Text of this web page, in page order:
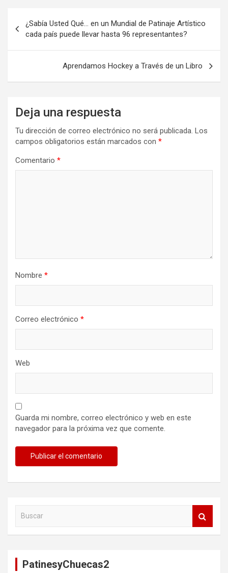
de
entradas
¿Sabía Usted Qué… en un Mundial de Patinaje Artístico
cada país puede llevar hasta 96 representantes?
Aprendamos Hockey a Través de un Libro
Deja una respuesta
Tu dirección de correo electrónico no será publicada. Los
campos obligatorios están marcados con *
Comentario *
Nombre *
Correo electrónico *
Web
Guarda mi nombre, correo electrónico y web en este
navegador para la próxima vez que comente.
PatinesyChuecas2